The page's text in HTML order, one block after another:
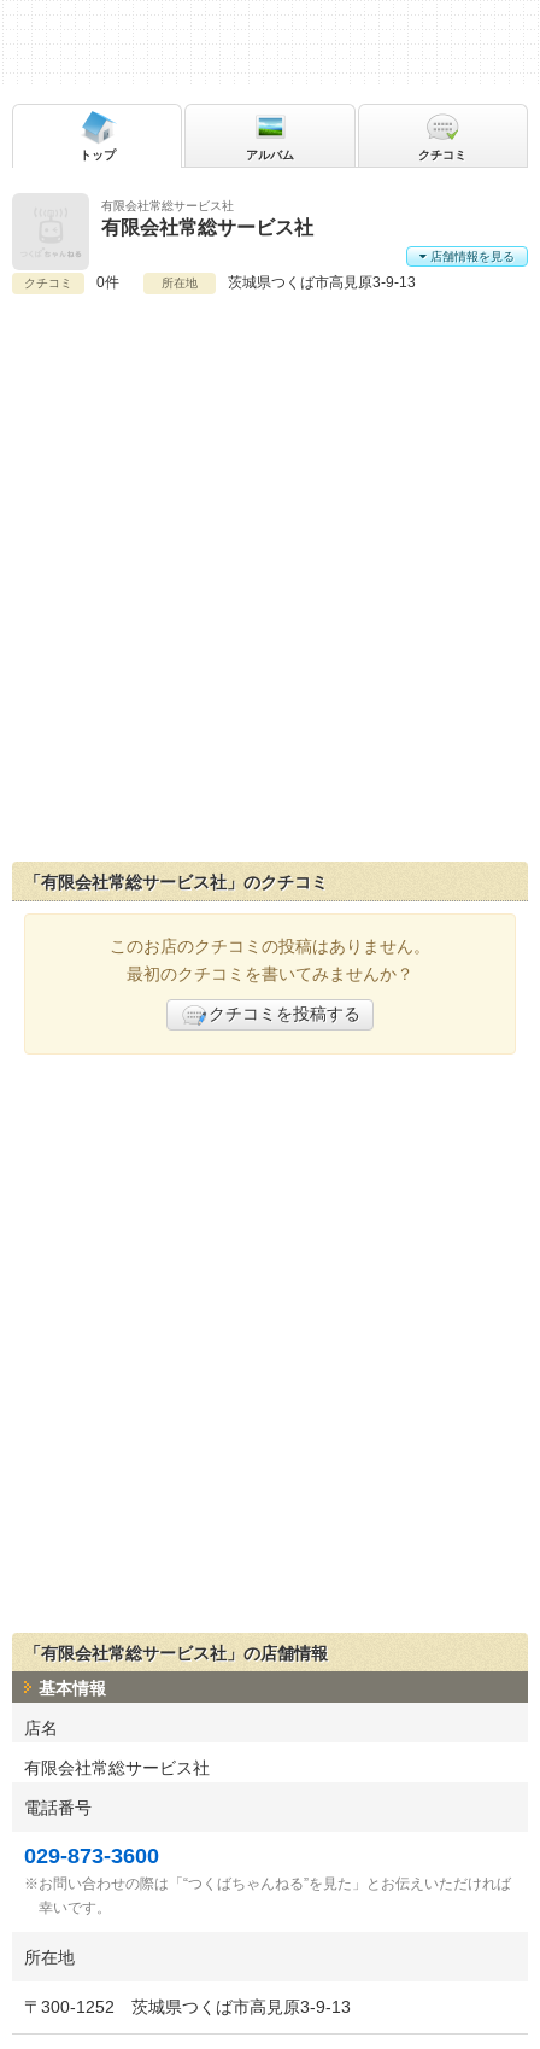
有限会社常総サービス社
有限会社常総サービス社
クチコミ 0件 所在地 茨城県つくば市高見原3-9-13
店舗情報を見る
トップ アルバム クチコミ
「有限会社常総サービス社」のクチコミ
このお店のクチコミの投稿はありません。
最初のクチコミを書いてみませんか？
クチコミを投稿する
「有限会社常総サービス社」の店舗情報
基本情報
店名
有限会社常総サービス社
電話番号
029-873-3600
お問い合わせの際は「“つくばちゃんねる”を見た」とお伝えいただければ
幸いです。
所在地
〒 300-1252 茨城県つくば市高見原3-9-13